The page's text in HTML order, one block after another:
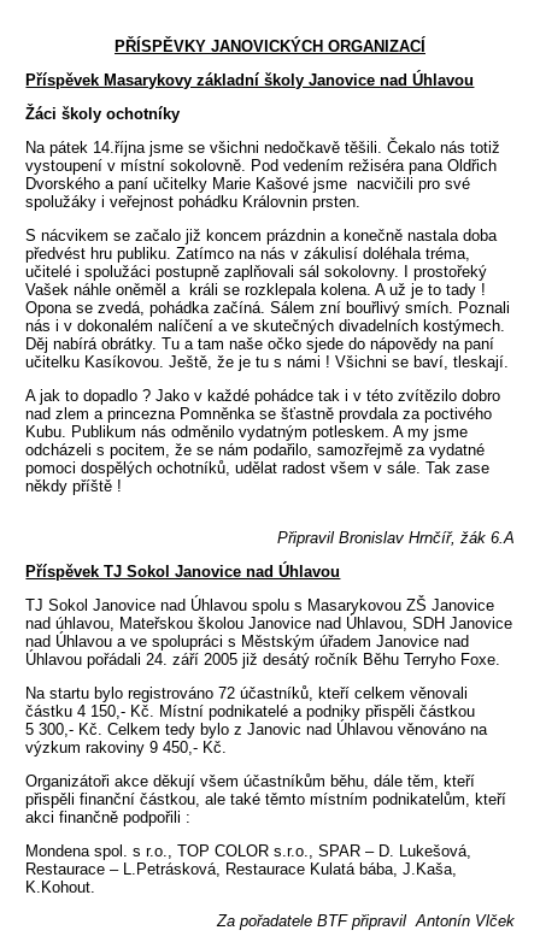
PŘÍSPĚVKY JANOVICKÝCH ORGANIZACÍ
Příspěvek Masarykovy základní školy Janovice nad Úhlavou
Žáci školy ochotníky
Na pátek 14.října jsme se všichni nedočkavě těšili. Čekalo nás totiž
vystoupení v místní sokolovně. Pod vedením režiséra pana Oldřich
Dvorského a paní učitelky Marie Kašové jsme nacvičili pro své
spolužáky i veřejnost pohádku Královnin prsten.
S nácvikem se začalo již koncem prázdnin a konečně nastala doba
předvést hru publiku. Zatímco na nás v zákulisí doléhala tréma,
učitelé i spolužáci postupně zaplňovali sál sokolovny. I prostořeký
Vašek náhle oněměl a králi se rozklepala kolena. A už je to tady !
Opona se zvedá, pohádka začíná. Sálem zní bouřlivý smích. Poznali
nás i v dokonalém nalíčení a ve skutečných divadelních kostýmech.
Děj nabírá obrátky. Tu a tam naše očko sjede do nápovědy na paní
učitelku Kasíkovou. Ještě, že je tu s námi ! Všichni se baví, tleskají.
A jak to dopadlo ? Jako v každé pohádce tak i v této zvítězilo dobro
nad zlem a princezna Pomněnka se šťastně provdala za poctivého
Kubu. Publikum nás odměnilo vydatným potleskem. A my jsme
odcházeli s pocitem, že se nám podařilo, samozřejmě za vydatné
pomoci dospělých ochotníků, udělat radost všem v sále. Tak zase
někdy příště !
Připravil Bronislav Hrnčíř, žák 6.A
Příspěvek TJ Sokol Janovice nad Úhlavou
TJ Sokol Janovice nad Úhlavou spolu s Masarykovou ZŠ Janovice
nad úhlavou, Mateřskou školou Janovice nad Úhlavou, SDH Janovice
nad Úhlavou a ve spolupráci s Městským úřadem Janovice nad
Úhlavou pořádali 24. září 2005 již desátý ročník Běhu Terryho Foxe.
Na startu bylo registrováno 72 účastníků, kteří celkem věnovali
částku 4 150,- Kč. Místní podnikatelé a podniky přispěli částkou
5 300,- Kč. Celkem tedy bylo z Janovic nad Úhlavou věnováno na
výzkum rakoviny 9 450,- Kč.
Organizátoři akce děkují všem účastníkům běhu, dále těm, kteří
přispěli finanční částkou, ale také těmto místním podnikatelům, kteří
akci finančně podpořili :
Mondena spol. s r.o., TOP COLOR s.r.o., SPAR – D. Lukešová,
Restaurace – L.Petrásková, Restaurace Kulatá bába, J.Kaša,
K.Kohout.
Za pořadatele BTF připravil Antonín Vlček